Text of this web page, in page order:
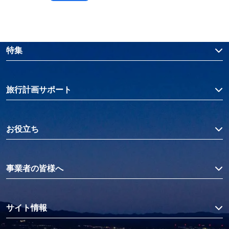
特集
旅行計画サポート
お役立ち
事業者の皆様へ
サイト情報